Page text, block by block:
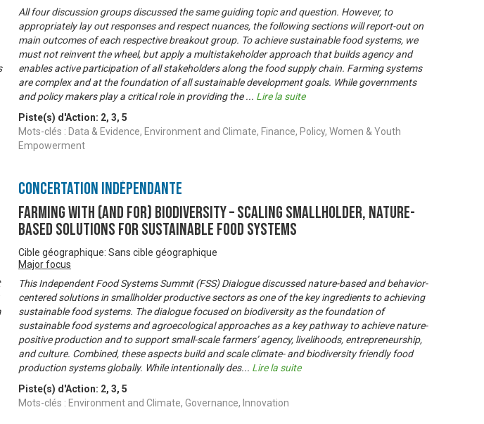
All four discussion groups discussed the same guiding topic and question. However, to
appropriately lay out responses and respect nuances, the following sections will report-out on
main outcomes of each respective breakout group. To achieve sustainable food systems, we
must not reinvent the wheel, but apply a multistakeholder approach that builds agency and
enables active participation of all stakeholders along the food supply chain. Farming systems
are complex and at the foundation of all sustainable development goals. While governments
and policy makers play a critical role in providing the... Lire la suite
Piste(s) d'Action: 2, 3, 5
Mots-clés : Data & Evidence, Environment and Climate, Finance, Policy, Women & Youth
Empowerment
Concertation Indépendante
FARMING WITH (AND FOR) BIODIVERSITY – Scaling smallholder, nature-
based solutions for sustainable food systems
Cible géographique: Sans cible géographique
Major focus
This Independent Food Systems Summit (FSS) Dialogue discussed nature-based and behavior-
centered solutions in smallholder productive sectors as one of the key ingredients to achieving
sustainable food systems. The dialogue focused on biodiversity as the foundation of
sustainable food systems and agroecological approaches as a key pathway to achieve nature-
positive production and to support small-scale farmers’ agency, livelihoods, entrepreneurship,
and culture. Combined, these aspects build and scale climate- and biodiversity friendly food
production systems globally. While intentionally des... Lire la suite
Piste(s) d'Action: 2, 3, 5
Mots-clés : Environment and Climate, Governance, Innovation